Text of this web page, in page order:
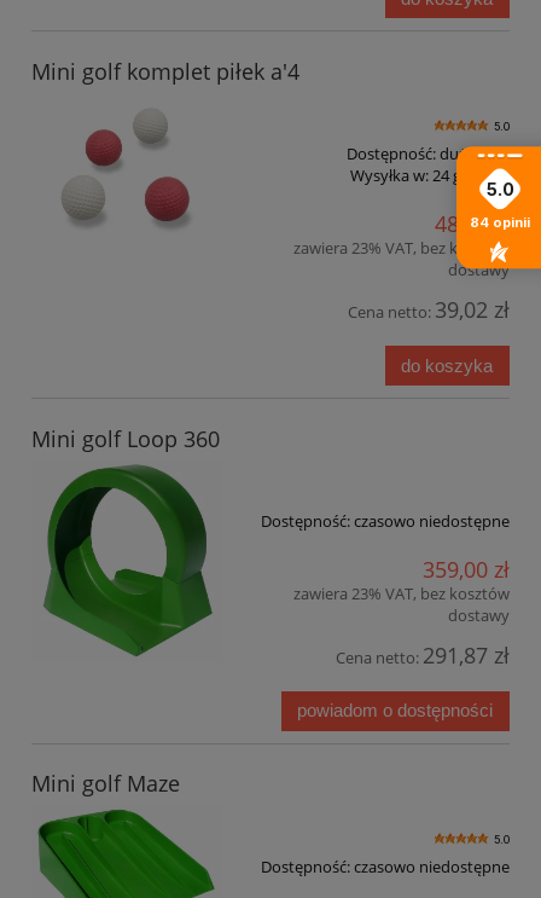
Mini golf komplet piłek a'4
5.0
Dostępność:duża ilość
Wysyłka w:24 godziny
48,00 zł
zawiera 23% VAT, bez kosztów
dostawy
Cena netto: 39,02 zł
do koszyka
Mini golf Loop 360
Dostępność:czasowo niedostępne
359,00 zł
zawiera 23% VAT, bez kosztów
dostawy
Cena netto: 291,87 zł
powiadom o dostępności
Mini golf Maze
5.0
Dostępność:czasowo niedostępne
5.0
84 opinii